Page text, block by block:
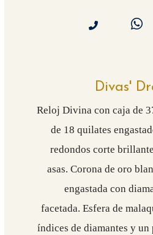
Divas'
Reloj Divina con caja de
de 18 quilates
redondos corte
asas. Corona de oro
engastada con
facetada. Esfera de
índices de diamantes y un